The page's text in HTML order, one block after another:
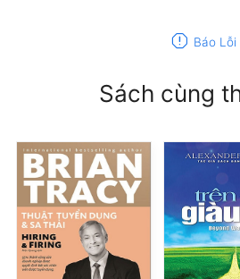
report Báo Lỗi
Sách cùng